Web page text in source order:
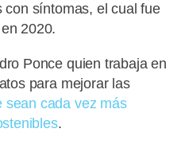
síntomas, el cual fue
en 2020.
Ponce quien trabaja en
para mejorar las
sean cada vez más
.